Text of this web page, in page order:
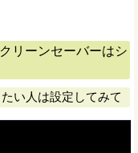
リーンセーバーはシ
い人は設定してみて